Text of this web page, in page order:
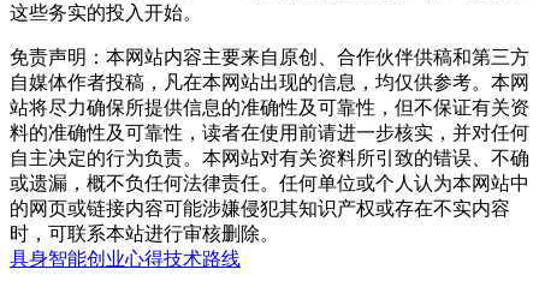
这些务实的投入开始。
免责声明：本网站内容主要来自原创、合作伙伴供稿和第三方
自媒体作者投稿，凡在本网站出现的信息，均仅供参考。本网
站将尽力确保所提供信息的准确性及可靠性，但不保证有关资
料的准确性及可靠性，读者在使用前请进一步核实，并对任何
自主决定的行为负责。本网站对有关资料所引致的错误、不确
或遗漏，概不负任何法律责任。任何单位或个人认为本网站中
的网页或链接内容可能涉嫌侵犯其知识产权或存在不实内容
时，可联系本站进行审核删除。
具身智能创业心得技术路线